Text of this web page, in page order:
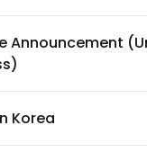
Announcement
Korea